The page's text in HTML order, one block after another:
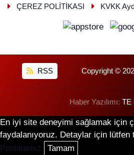
ÇEREZ POLİTİKASI
KVKK
RSS Copyright ©
Haber Yazılımı: TE
En iyi site deneyimi sağlamak için
faydalanıyoruz. Detaylar için lütfen
Politikamız
Tamam